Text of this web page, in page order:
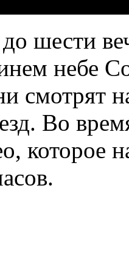
шести
небе
смотрят
Во
которое